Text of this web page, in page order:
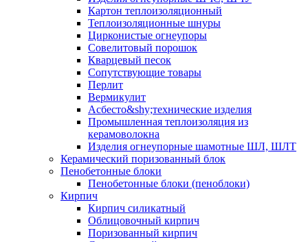
Картон теплоизоляционный
Теплоизоляционные шнуры
Цирконистые огнеупоры
Совелитовый порошок
Кварцевый песок
Сопутствующие товары
Перлит
Вермикулит
Асбесто&shy;технические изделия
Промышленная теплоизоляция из
керамоволокна
Изделия огнеупорные шамотные ШЛ, ШЛТ
Керамический поризованный блок
Пенобетонные блоки
Пенобетонные блоки (пеноблоки)
Кирпич
Кирпич силикатный
Облицовочный кирпич
Поризованный кирпич